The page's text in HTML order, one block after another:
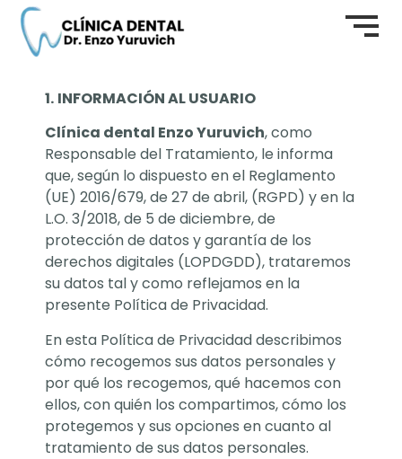
1. INFORMACIÓN AL USUARIO
Clínica dental Enzo Yuruvich, como
Responsable del Tratamiento, le informa
que, según lo dispuesto en el Reglamento
(UE) 2016/679, de 27 de abril, (RGPD) y en la
L.O. 3/2018, de 5 de diciembre, de
protección de datos y garantía de los
derechos digitales (LOPDGDD), trataremos
su datos tal y como reflejamos en la
presente Política de Privacidad.
En esta Política de Privacidad describimos
cómo recogemos sus datos personales y
por qué los recogemos, qué hacemos con
ellos, con quién los compartimos, cómo los
protegemos y sus opciones en cuanto al
tratamiento de sus datos personales.